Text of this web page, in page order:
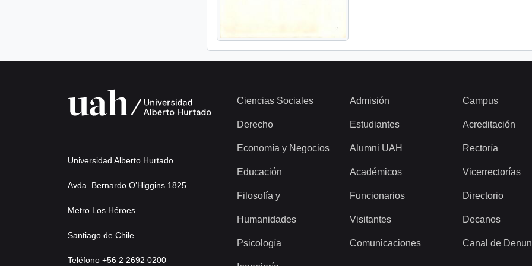
Universidad Alberto Hurtado
Avda. Bernardo O’Higgins 1825
Metro Los Héroes
Santiago de Chile
Teléfono +56 2 2692 0200
Ciencias Sociales
Derecho
Economía y Negocios
Educación
Filosofía y
Humanidades
Psicología
Admisión
Estudiantes
Alumni UAH
Académicos
Funcionarios
Visitantes
Comunicaciones
Campus
Acreditación
Rectoría
Vicerrectorías
Directorio
Decanos
Canal de